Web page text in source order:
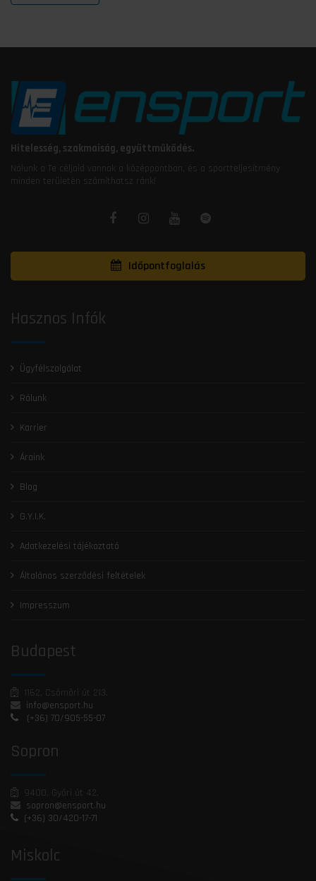
Hitelesség, szakmaiság, együttműködés.
Nálunk a Te céljaid vannak a középpontban, és a sportteljesítmény
minden területén számíthatsz ránk!
Időpontfoglalás
Hasznos Infók
Ügyfélszolgálat
Rólunk
Karrier
Áraink
Blog
G.Y.I.K.
Adatkezelési tájékoztató
Általános szerződési feltételek
Impresszum
Budapest
1162, Csömöri út 213.
info@ensport.hu
(+36) 70/905-55-07
Sopron
9400, Győri út 42.
sopron@ensport.hu
(+36) 30/420-17-71
Miskolc